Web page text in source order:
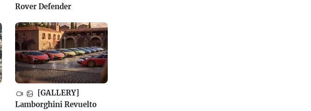
Rover Defender
[GALLERY]
Lamborghini Revuelto